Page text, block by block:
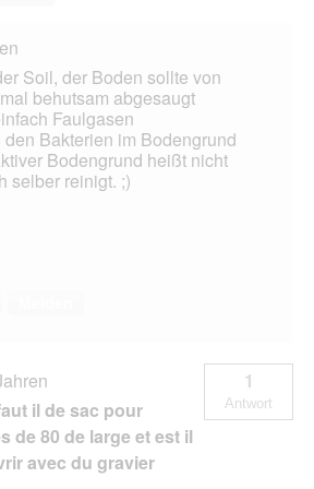
Soil, der Boden sollte von
behutsam abgesaugt
Faulgasen
Bakterien im Bodengrund
Bodengrund heißt nicht
selber reinigt. ;)
il de sac pour
de 80 de large et est il
avec du gravier
1
Antwort